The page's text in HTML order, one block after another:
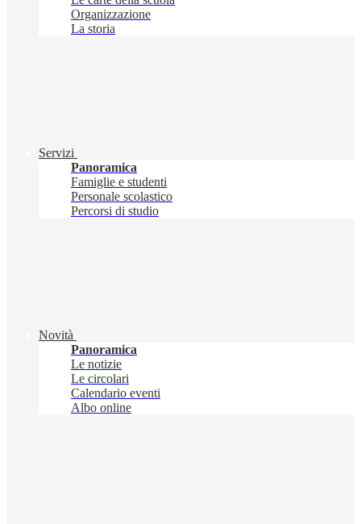
Organizzazione
La storia
Servizi
Panoramica
Famiglie e studenti
Personale scolastico
Percorsi di studio
Novità
Panoramica
Le notizie
Le circolari
Calendario eventi
Albo online